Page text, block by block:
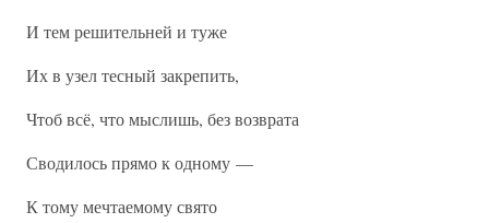
И тем решительней и туже
Их в узел тесный закрепить,
Чтоб всё, что мыслишь, без возврата
Сводилось прямо к одному —
К тому мечтаемому свято